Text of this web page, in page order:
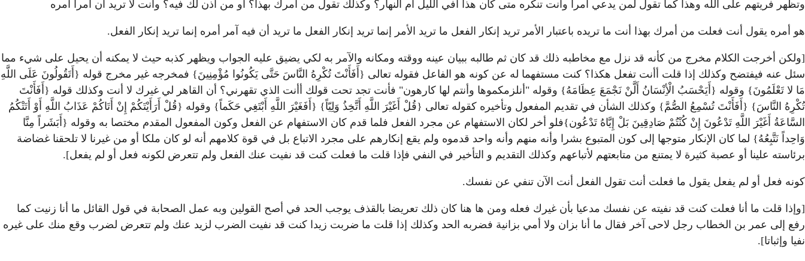
وتظهر فريتهم على الله وهذا كما تقول لمن يدعي أمرا وأنت تنكره متى كان هذا أفي الليل أم النهار؟ وكذلك تقول من أمرك بهذا؟ أو من أذن لك فيه؟ وأنت لا تريد أن آمرا أمره
هو أمره يقول أنت فعلت من أمرك بهذا أنت ما تريده باعتبار الأمر تريد إنكار الفعل ما تريد الأمر إنما تريد إنكار الفعل ما تريد أن فيه آمر أمره إنما تريد إنكار الفعل.
[ولكن أخرجت الكلام مخرج من كأنه قد نزل مع مخاطبه ذلك قد كان ثم طالبه ببيان عينه ووقته ومكانه والآمر به لكي يضيق عليه الجواب ويظهر كذبه حيث لا يمكنه أن يحيل على شيء مما
سئل عنه فيفتضح وكذلك إذا قلت أأنت تفعل هكذا؟ كنت مستفهما له عن كونه هو الفاعل فقوله تعالى {أَفَأَنْتَ تُكْرِهُ النَّاسَ حَتَّى يَكُونُوا مُؤْمِنِينَ} فمخرجه غير مخرج قوله {أَتَقُولُونَ عَلَى اللَّهِ
مَا لا تَعْلَمُونَ} وقوله {أَيَحْسَبُ الْأِنْسَانُ أَلَّنْ نَجْمَعَ عِظَامَهُ} وقوله "أنلزمكموها وأنتم لها كارهون" فأنت تجد تحت قولك أأنت الذي تقهرني؟ أن القاهر لي غيرك لا أنت وكذلك قوله {أَفَأَنْتَ
تُكْرِهُ النَّاسَ} {أَفَأَنْتَ تُسْمِعُ الصُّمَّ} وكذلك الشأن في تقديم المفعول وتأخيره كقوله تعالى {قُلْ أَغَيْرَ اللَّهِ أَتَّخِذُ وَلِيّاً} {أَفَغَيْرَ اللَّهِ أَبْتَغِي حَكَماً} وقوله {قُلْ أَرَأَيْتَكُمْ إِنْ أَتَاكُمْ عَذَابُ اللَّهِ أَوْ أَتَتْكُمُ
السَّاعَةُ أَغَيْرَ اللَّهِ تَدْعُونَ إِنْ كُنْتُمْ صَادِقِينَ بَلْ إِيَّاهُ تَدْعُون}فلو أخر لكان الاستفهام عن مجرد الفعل فلما قدم كان الاستفهام عن الفعل وكون المفعول المقدم مختصا به وقوله {أَبَشَراً مِنَّا
وَاحِداً نَتَّبِعُهُ} لما كان الإنكار متوجها إلى كون المتبوع بشرا وأنه منهم وأنه واحد قدموه ولم يقع إنكارهم على مجرد الاتباع بل في قوة كلامهم أنه لو كان ملكا أو من غيرنا لا تلحقنا غضاضة
برئاسته علينا أو عصبة كثيرة لا يمتنع من متابعتهم لأتباعهم وكذلك التقديم و التأخير في النفي فإذا قلت ما فعلت كنت قد نفيت عنك الفعل ولم تتعرض لكونه فعل أو لم يفعل].
كونه فعل أو لم يفعل يقول ما فعلت أنت تقول الفعل أنت الآن تنفي عن نفسك.
[وإذا قلت ما أنا فعلت كنت قد نفيته عن نفسك مدعيا بأن غيرك فعله ومن ها هنا كان ذلك تعريضا بالقذف يوجب الحد في أصح القولين وبه عمل الصحابة في قول القائل ما أنا زنيت كما
رفع إلى عمر بن الخطاب رجل لاحى آخر فقال ما أنا بزان ولا أمي بزانية فضربه الحد وكذلك إذا قلت ما ضربت زيدا كنت قد نفيت الضرب لزيد عنك ولم تتعرض لضرب وقع منك على غيره
نفيا وإثباتا].